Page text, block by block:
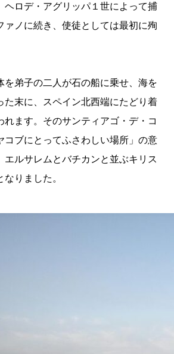
ヘロデ・アグリッパ１世によって捕
ァノに続き、使徒としては最初に殉
を弟子の二人が石の船に乗せ、海を
た末に、スペイン北西端にたどり着
れます。そのサンティアゴ・デ・コ
コブにとってふさわしい場所」の意
エルサレムとバチカンと並ぶキリス
なりました。